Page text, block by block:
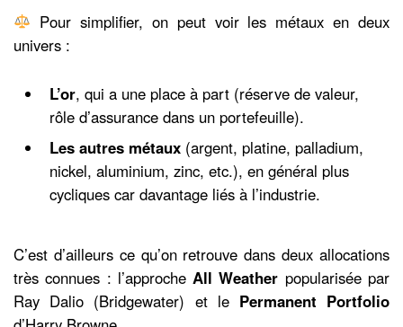
Pour simplifier, on peut voir les métaux en deux
univers :
L’or, qui a une place à part (réserve de valeur,
rôle d’assurance dans un portefeuille).
Les autres métaux (argent, platine, palladium,
nickel, aluminium, zinc, etc.), en général plus
cycliques car davantage liés à l’industrie.
C’est d’ailleurs ce qu’on retrouve dans deux allocations
très connues : l’approche All Weather popularisée par
Ray Dalio (Bridgewater) et le Permanent Portfolio